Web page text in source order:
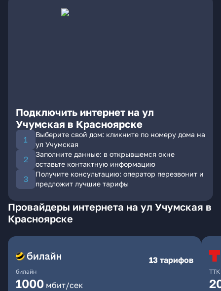
Подключить интернет на ул
Учумская в Красноярске
Выберите свой дом: кликните по номеру дома на
ул Учумская
Заполните данные: в открывшемся окне
оставьте контактную информацию
Получите консультацию: оператор перезвонит и
предложит лучшие тарифы
Провайдеры интернета на ул Учумская в
Красноярске
билайн
13 тарифов
1000 мбит/сек
ТТК